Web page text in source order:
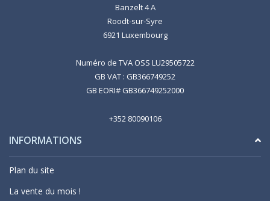
Banzelt 4 A
Roodt-sur-Syre
6921 Luxembourg
Numéro de TVA OSS LU29505722
GB VAT : GB366749252
GB EORI# GB366749252000
+352 80090106
INFORMATIONS
Plan du site
La vente du mois !